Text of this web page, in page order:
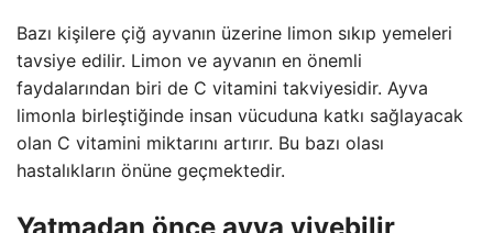
Bazı kişilere çiğ ayvanın üzerine limon sıkıp yemeleri
tavsiye edilir. Limon ve ayvanın en önemli
faydalarından biri de C vitamini takviyesidir. Ayva
limonla birleştiğinde insan vücuduna katkı sağlayacak
olan C vitamini miktarını artırır. Bu bazı olası
hastalıkların önüne geçmektedir.